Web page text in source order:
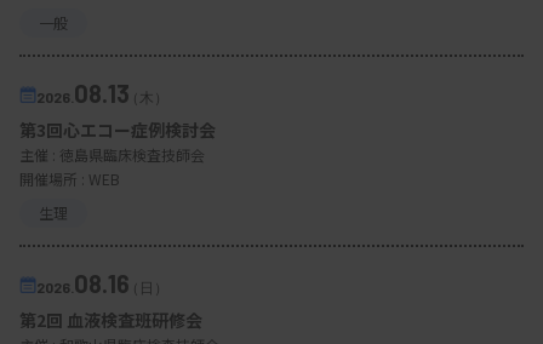
一般
2026. 08.13（木）
第3回心エコー症例検討会
主催 : 徳島県臨床検査技師会
開催場所 : WEB
生理
2026. 08.16（日）
第2回 血液検査班研修会